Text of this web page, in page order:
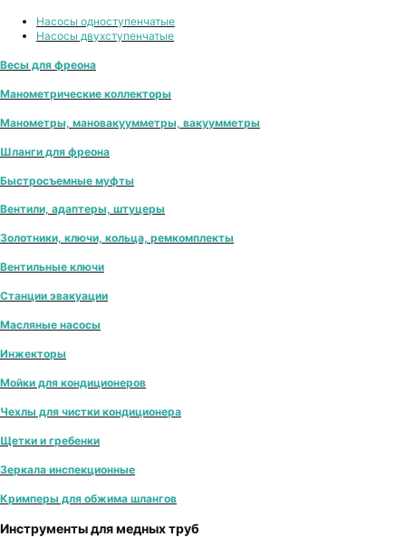
Насосы одноступенчатые
Насосы двухступенчатые
Весы для фреона
Манометрические коллекторы
Манометры, мановакуумметры, вакуумметры
Шланги для фреона
Быстросъемные муфты
Вентили, адаптеры, штуцеры
Золотники, ключи, кольца, ремкомплекты
Вентильные ключи
Станции эвакуации
Масляные насосы
Инжекторы
Мойки для кондиционеров
Чехлы для чистки кондиционера
Щетки и гребенки
Зеркала инспекционные
Кримперы для обжима шлангов
Инструменты для медных труб